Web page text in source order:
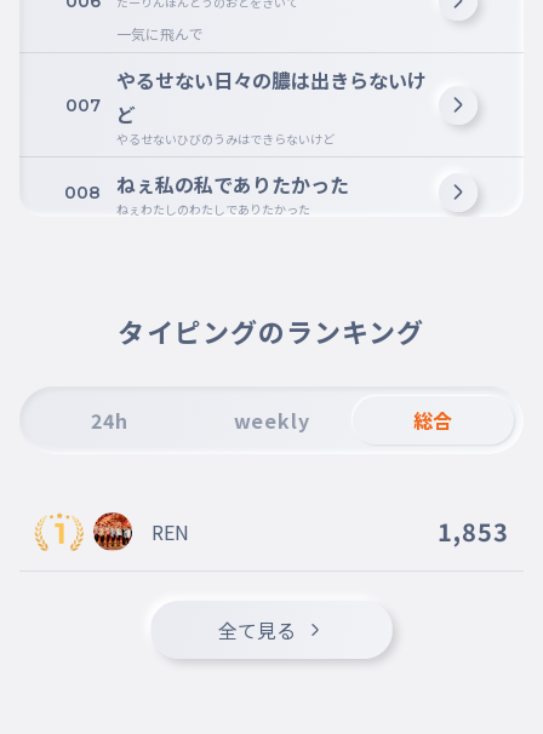
一気に飛んで
007
やるせない日々の膿は出きらないけ
ど
やるせないひびのうみはできらないけど
008 ねぇ私の私でありたかった
ねぇわたしのわたしでありたかった
なる必要もないかな
なるひつようもないかな
タイピングのランキング
24h weekly 総合
REN 1,853
全て見る